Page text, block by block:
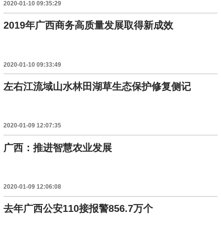
2020-01-10 09:35:29
2019年广西商务高质量发展取得新成效
2020-01-10 09:33:49
左右江流域山水林田湖草生态保护修复侧记
2020-01-09 12:07:35
广西：推进智慧农业发展
2020-01-09 12:06:08
去年广西公安110接报警856.7万个